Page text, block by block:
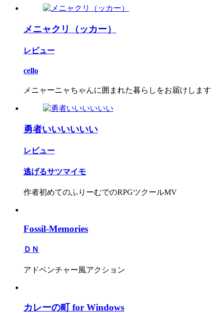
メニャクリ（ッカー）
レビュー
cello
メニャーニャちゃんに囲まれた暮らしをお届けします
勇者いいいいいい
レビュー
逃げるサツマイモ
作者初めてのふりーむでのRPGツクールMV
Fossil-Memories
ＤＮ
アドベンチャー風アクション
カレーの町 for Windows